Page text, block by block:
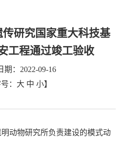
研究国家重大科技基
工程通过竣工验收
期：2022-09-16
： 大 中 小】
动物研究所负责建设的模式动